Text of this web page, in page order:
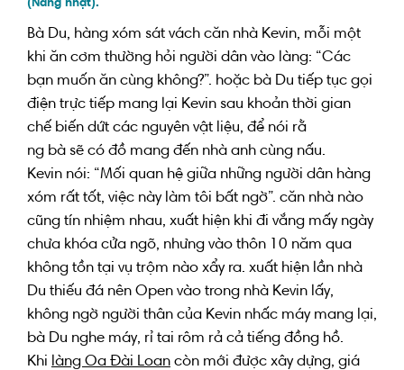
(Nắng nhạt).
Bà Du, hàng xóm sát vách căn nhà Kevin, mỗi một
khi ăn cơm thường hỏi người dân vào làng: “Các
bạn muốn ăn cùng không?”. hoặc bà Du tiếp tục gọi
điện trực tiếp mang lại Kevin sau khoản thời gian
chế biến dứt các nguyên vật liệu, để nói rằ
ng bà sẽ có đồ mang đến nhà anh cùng nấu.
Kevin nói: “Mối quan hệ giữa những người dân hàng
xóm rất tốt, việc này làm tôi bất ngờ”. căn nhà nào
cũng tín nhiệm nhau, xuất hiện khi đi vắng mấy ngày
chưa khóa cửa ngõ, nhưng vào thôn 10 năm qua
không tồn tại vụ trộm nào xẩy ra. xuất hiện lần nhà
Du thiếu đá nên Open vào trong nhà Kevin lấy,
không ngờ người thân của Kevin nhấc máy mang lại,
bà Du nghe máy, rỉ tai rôm rả cả tiếng đồng hồ.
Khi làng Oa Đài Loan còn mới được xây dựng, giá